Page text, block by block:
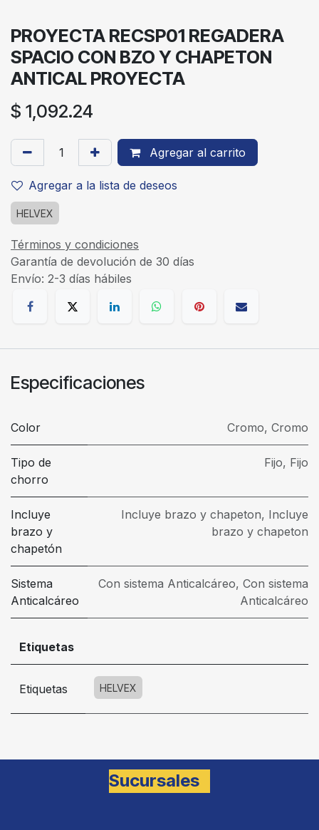
PROYECTA RECSP01 REGADERA
SPACIO CON BZO Y CHAPETON
ANTICAL PROYECTA
$ 1,092.24
Agregar al carrito
Agregar a la lista de deseos
HELVEX
Términos y condiciones
Garantía de devolución de 30 días
Envío: 2-3 días hábiles
Especificaciones
Color Cromo, Cromo
Tipo de
chorro
Fijo, Fijo
Incluye
brazo y
chapetón
Incluye brazo y chapeton, Incluye
brazo y chapeton
Sistema
Anticalcáreo
Con sistema Anticalcáreo, Con sistema
Anticalcáreo
Etiquetas
Etiquetas HELVEX
Sucursales